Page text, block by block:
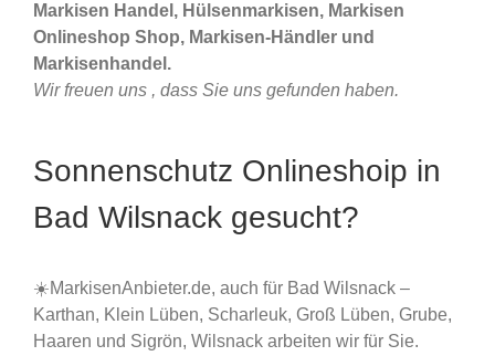
Markisen Handel, Hülsenmarkisen, Markisen
Onlineshop Shop, Markisen-Händler und
Markisenhandel.
Wir freuen uns , dass Sie uns gefunden haben.
Sonnenschutz Onlineshoip in
Bad Wilsnack gesucht?
☀️MarkisenAnbieter.de, auch für Bad Wilsnack –
Karthan, Klein Lüben, Scharleuk, Groß Lüben, Grube,
Haaren und Sigrön, Wilsnack arbeiten wir für Sie.